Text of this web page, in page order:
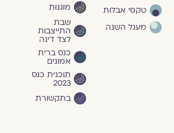
טקסי אבלות
מעגל השנה
מוגנוּת
שבת
התייצבות
לצד דינה
כנס ברית
אמונים
תוכנית כנס
2023
בתקשורת